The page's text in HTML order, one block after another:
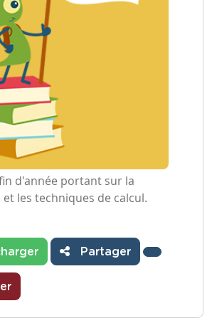
d'année portant sur la
les techniques de calcul.
Partager